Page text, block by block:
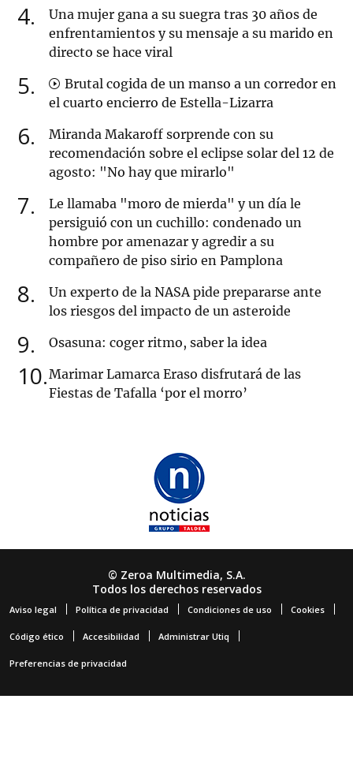
4
Una mujer gana a su suegra tras 30 años de
enfrentamientos y su mensaje a su marido en
directo se hace viral
5
Brutal cogida de un manso a un corredor en
el cuarto encierro de Estella-Lizarra
6
Miranda Makaroff sorprende con su
recomendación sobre el eclipse solar del 12 de
agosto: "No hay que mirarlo"
7
Le llamaba "moro de mierda" y un día le
persiguió con un cuchillo: condenado un
hombre por amenazar y agredir a su
compañero de piso sirio en Pamplona
8
Un experto de la NASA pide prepararse ante
los riesgos del impacto de un asteroide
9 Osasuna: coger ritmo, saber la idea
10 Marimar Lamarca Eraso disfrutará de las
Fiestas de Tafalla ‘por el morro’
© Zeroa Multimedia, S.A.
Todos los derechos reservados
Aviso legal Política de privacidad Condiciones de uso Cookies
Código ético Accesibilidad Administrar Utiq
Preferencias de privacidad